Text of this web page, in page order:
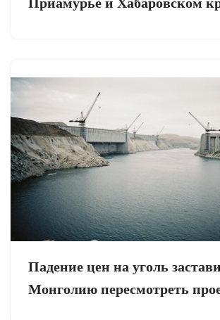
Падение цен на уголь
Монголию пересмотреть